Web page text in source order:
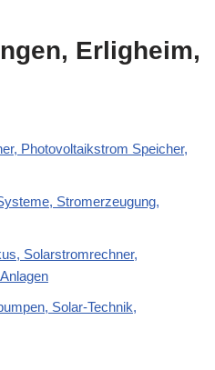
Erligheim,
Photovoltaikstrom Speicher,
Stromerzeugung,
Solarstromrechner,
Solar-Technik,